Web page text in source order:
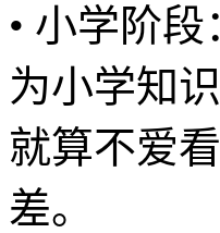
• 小学阶
为小学知
就算不爱
差。